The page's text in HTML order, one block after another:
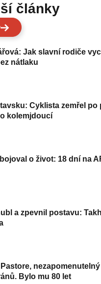
články
Jak slavní rodiče
nátlaku
Cyklista zemřel po
kolemjdoucí
o život: 18 dní na
a zpevnil postavu:
nezapomenutelný
Bylo mu 80 let